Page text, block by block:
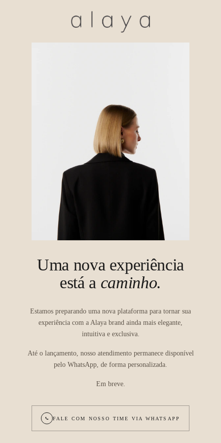
Uma nova experiência
está a caminho.
Estamos preparando uma nova plataforma para tornar sua
experiência com a Alaya brand ainda mais elegante,
intuitiva e exclusiva.
Até o lançamento, nosso atendimento permanece disponível
pelo WhatsApp, de forma personalizada.
Em breve.
FALE COM NOSSO TIME VIA WHATSAPP